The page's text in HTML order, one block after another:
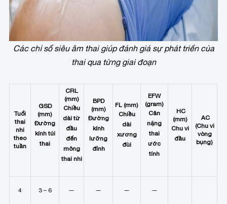
Các chỉ số siêu âm thai giúp đánh giá sự phát triển của
thai qua từng giai đoạn
Tuổi
thai
nhi
theo
tuần
GSD
(mm)
Đường
kính túi
thai
CRL
(mm)
Chiều
dài từ
đầu
đến
mông
thai nhi
BPD
(mm)
Đường
kính
lưỡng
đỉnh
FL (mm)
Chiều
dài
xương
đùi
EFW
(gram)
Cân
nặng
thai
ước
tính
HC
(mm)
Chu vi
đầu
AC
(Chu vi
vòng
bụng)
4 3 – 6 — — — —